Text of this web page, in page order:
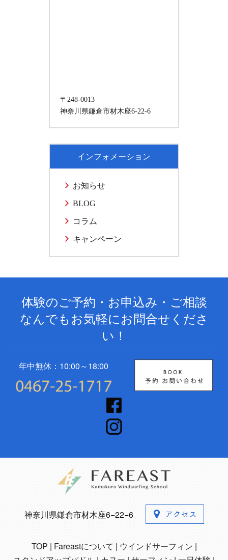
〒248-0013
神奈川県鎌倉市材木座6-22-6
インフォメーション
お知らせ
BLOG
コラム
キャンペーン
体験のご予約・お申込み・ご相談
なんでもお気軽にお問合せくださ
い！
年中無休：10:00～18:00
神奈川県鎌倉市材木座6−22−6
TOP Fareastについて
ウインドサーフィン